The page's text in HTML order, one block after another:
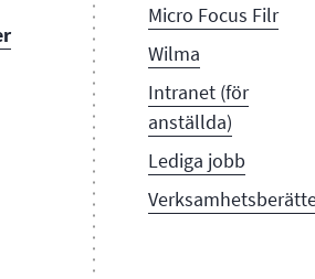
Micro Focus Filr
Wilma
Intranet (för
anställda)
Lediga jobb